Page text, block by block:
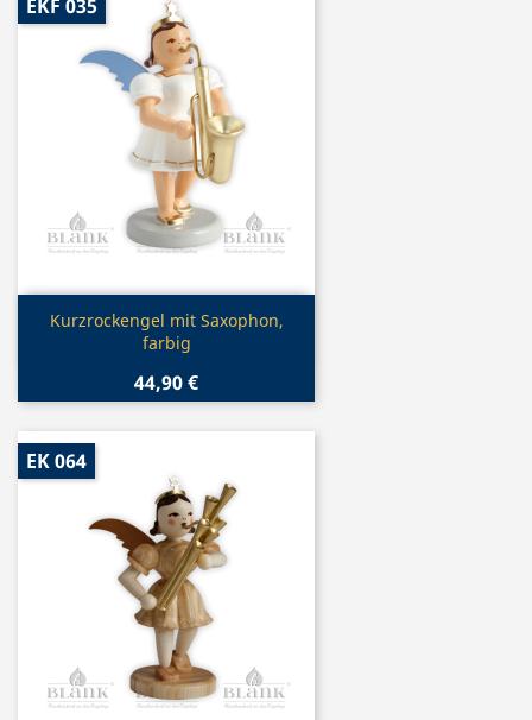
Vorschau
Kurzrockengel mit Saxophon,
farbig
44,90 €
EKF 035
EK 064